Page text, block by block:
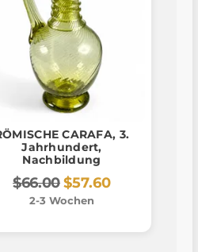
CARAFA, 3.
Jahrhundert,
Nachbildung
$66.00$57.60
2-3 Wochen